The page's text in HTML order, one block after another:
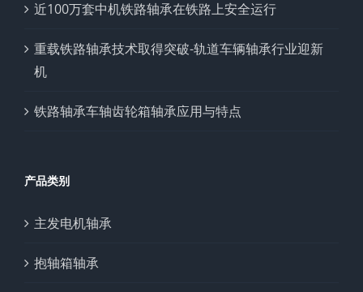
近100万套中机铁路轴承在铁路上安全运行
重载铁路轴承技术取得突破-轨道车辆轴承行业迎新
机
铁路轴承车轴齿轮箱轴承应用与特点
产品类别
主发电机轴承
抱轴箱轴承